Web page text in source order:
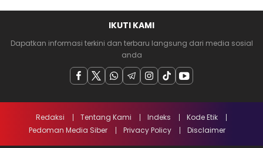
IKUTI KAMI
Dapatkan informasi terkini dan terbaru langsung dari media sosial
anda
Redaksi Tentang Kami Indeks
Kode Etik
Pedoman Media Siber
Privacy Policy Disclaimer